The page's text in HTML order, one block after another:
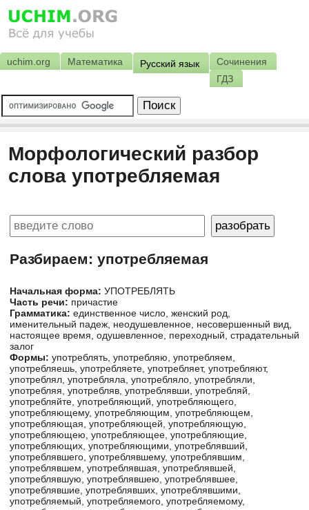
uchim.org Математика Русский язык
Сочинения
ГДЗ
Морфологический разбор
слова употребляемая
Разбираем: употребляемая
Начальная форма: УПОТРЕБЛЯТЬ
Часть речи: причастие
Грамматика: единственное число, женский род,
именительный падеж, неодушевленное, несовершенный вид,
настоящее время, одушевленное, переходный, страдательный
залог
Формы: употреблять, употребляю, употребляем,
употребляешь, употребляете, употребляет, употребляют,
употреблял, употребляла, употребляло, употребляли,
употребляя, употребляв, употреблявши, употребляй,
употребляйте, употребляющий, употребляющего,
употребляющему, употребляющим, употребляющем,
употребляющая, употребляющей, употребляющую,
употребляющею, употребляющее, употребляющие,
употребляющих, употребляющими, употреблявший,
употреблявшего, употреблявшему, употреблявшим,
употреблявшем, употреблявшая, употреблявшей,
употреблявшую, употреблявшею, употреблявшее,
употреблявшие, употреблявших, употреблявшими,
употребляемый, употребляемого, употребляемому,